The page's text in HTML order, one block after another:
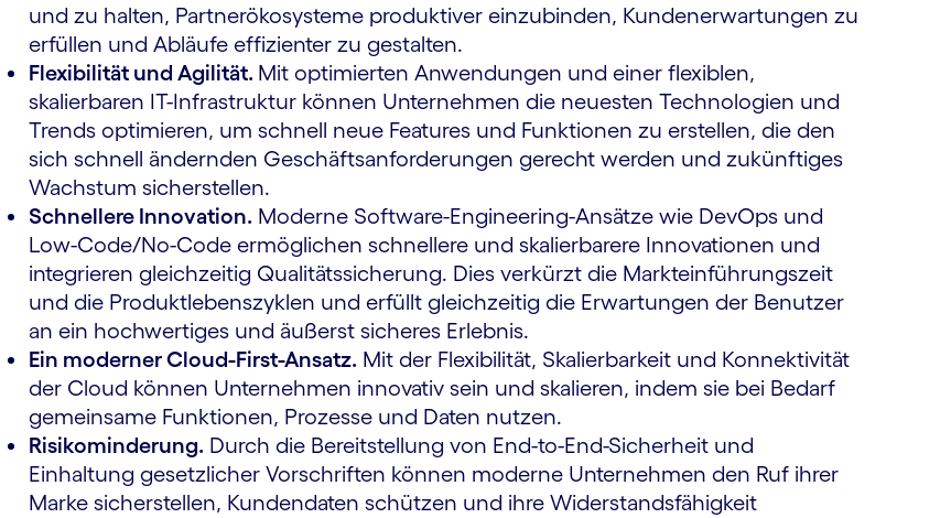
und zu halten, Partner­öko­systeme produktiver ein­zubinden, Kunden­erwartungen zu
erfüllen und Abläufe effizienter zu gestalten.
Flexibilität und Agilität. Mit optimierten Anwendungen und einer flexiblen,
skalierbaren IT-Infrastruktur können Unternehmen die neuesten Technologien und
Trends optimieren, um schnell neue Features und Funktionen zu erstellen, die den
sich schnell ändernden Geschäfts­anforderungen gerecht werden und zukünftiges
Wachstum sicherstellen.
Schnellere Innovation. Moderne Software-Engineering-Ansätze wie DevOps und
Low-Code/No-Code ermöglichen schnellere und skalierbarere Innovationen und
integrieren gleichzeitig Qualitätssicherung. Dies verkürzt die Markteinführungszeit
und die Produkt­lebens­zyklen und erfüllt gleichzeitig die Erwartungen der Benutzer
an ein hochwertiges und äußerst sicheres Erlebnis.
Ein moderner Cloud-First-Ansatz. Mit der Flexibilität, Skalierbarkeit und Konnektivität
der Cloud können Unternehmen innovativ sein und skalieren, indem sie bei Bedarf
gemeinsame Funktionen, Prozesse und Daten nutzen.
Risikominderung. Durch die Bereitstellung von End-to-End-Sicherheit und
Einhaltung gesetzlicher Vorschriften können moderne Unternehmen den Ruf ihrer
Marke sicher­stellen, Kunden­daten schützen und ihre Widerstands­fähigkeit